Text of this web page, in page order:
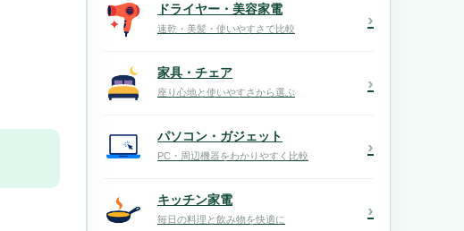
ドライヤー・美容家電
速乾・美髪・使いやすさで比較 ›
家具・チェア
座り心地と使いやすさから選ぶ ›
パソコン・ガジェット
PC・周辺機器をわかりやすく比較 ›
キッチン家電
毎日の料理と飲み物を快適に ›